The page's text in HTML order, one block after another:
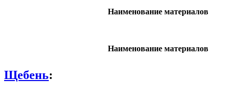
Наименование материалов
Наименование материалов
Щебень: